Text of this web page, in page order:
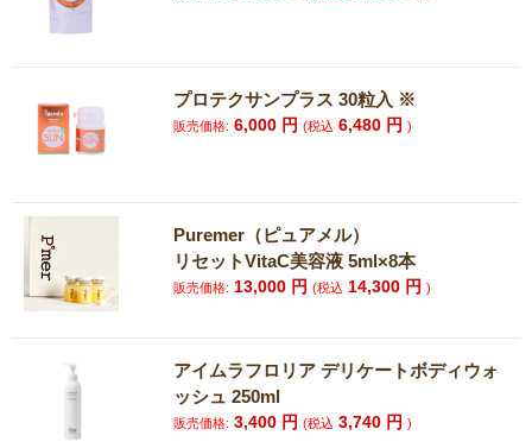
プロテクサンプラス 30粒入 ※
販売価格: 6,000 円(税込 6,480 円)
Puremer（ピュアメル）
リセットVitaC美容液 5ml×8本
販売価格: 13,000 円(税込 14,300 円)
アイムラフロリア デリケートボディウォ
ッシュ 250ml
販売価格: 3,400 円(税込 3,740 円)